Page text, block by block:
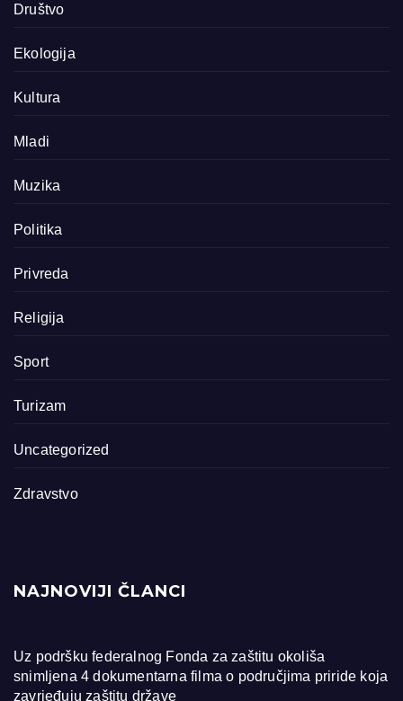
Društvo
Ekologija
Kultura
Mladi
Muzika
Politika
Privreda
Religija
Sport
Turizam
Uncategorized
Zdravstvo
NAJNOVIJI ČLANCI
Uz podršku federalnog Fonda za zaštitu okoliša
snimljena 4 dokumentarna filma o područjima priride koja
zavrjeđuju zaštitu države